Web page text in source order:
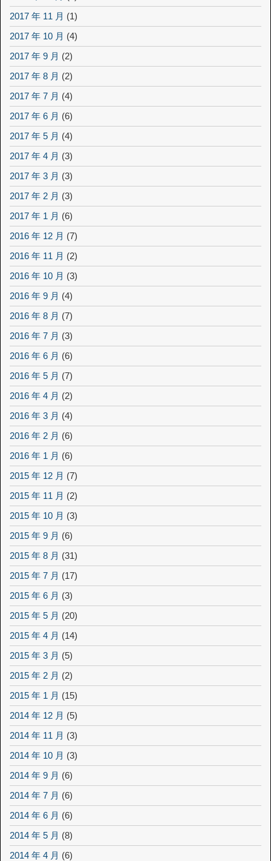
2017 年 11 月 (1)
2017 年 10 月 (4)
2017 年 9 月 (2)
2017 年 8 月 (2)
2017 年 7 月 (4)
2017 年 6 月 (6)
2017 年 5 月 (4)
2017 年 4 月 (3)
2017 年 3 月 (3)
2017 年 2 月 (3)
2017 年 1 月 (6)
2016 年 12 月 (7)
2016 年 11 月 (2)
2016 年 10 月 (3)
2016 年 9 月 (4)
2016 年 8 月 (7)
2016 年 7 月 (3)
2016 年 6 月 (6)
2016 年 5 月 (7)
2016 年 4 月 (2)
2016 年 3 月 (4)
2016 年 2 月 (6)
2016 年 1 月 (6)
2015 年 12 月 (7)
2015 年 11 月 (2)
2015 年 10 月 (3)
2015 年 9 月 (6)
2015 年 8 月 (31)
2015 年 7 月 (17)
2015 年 6 月 (3)
2015 年 5 月 (20)
2015 年 4 月 (14)
2015 年 3 月 (5)
2015 年 2 月 (2)
2015 年 1 月 (15)
2014 年 12 月 (5)
2014 年 11 月 (3)
2014 年 10 月 (3)
2014 年 9 月 (6)
2014 年 7 月 (6)
2014 年 6 月 (6)
2014 年 5 月 (8)
2014 年 4 月 (6)